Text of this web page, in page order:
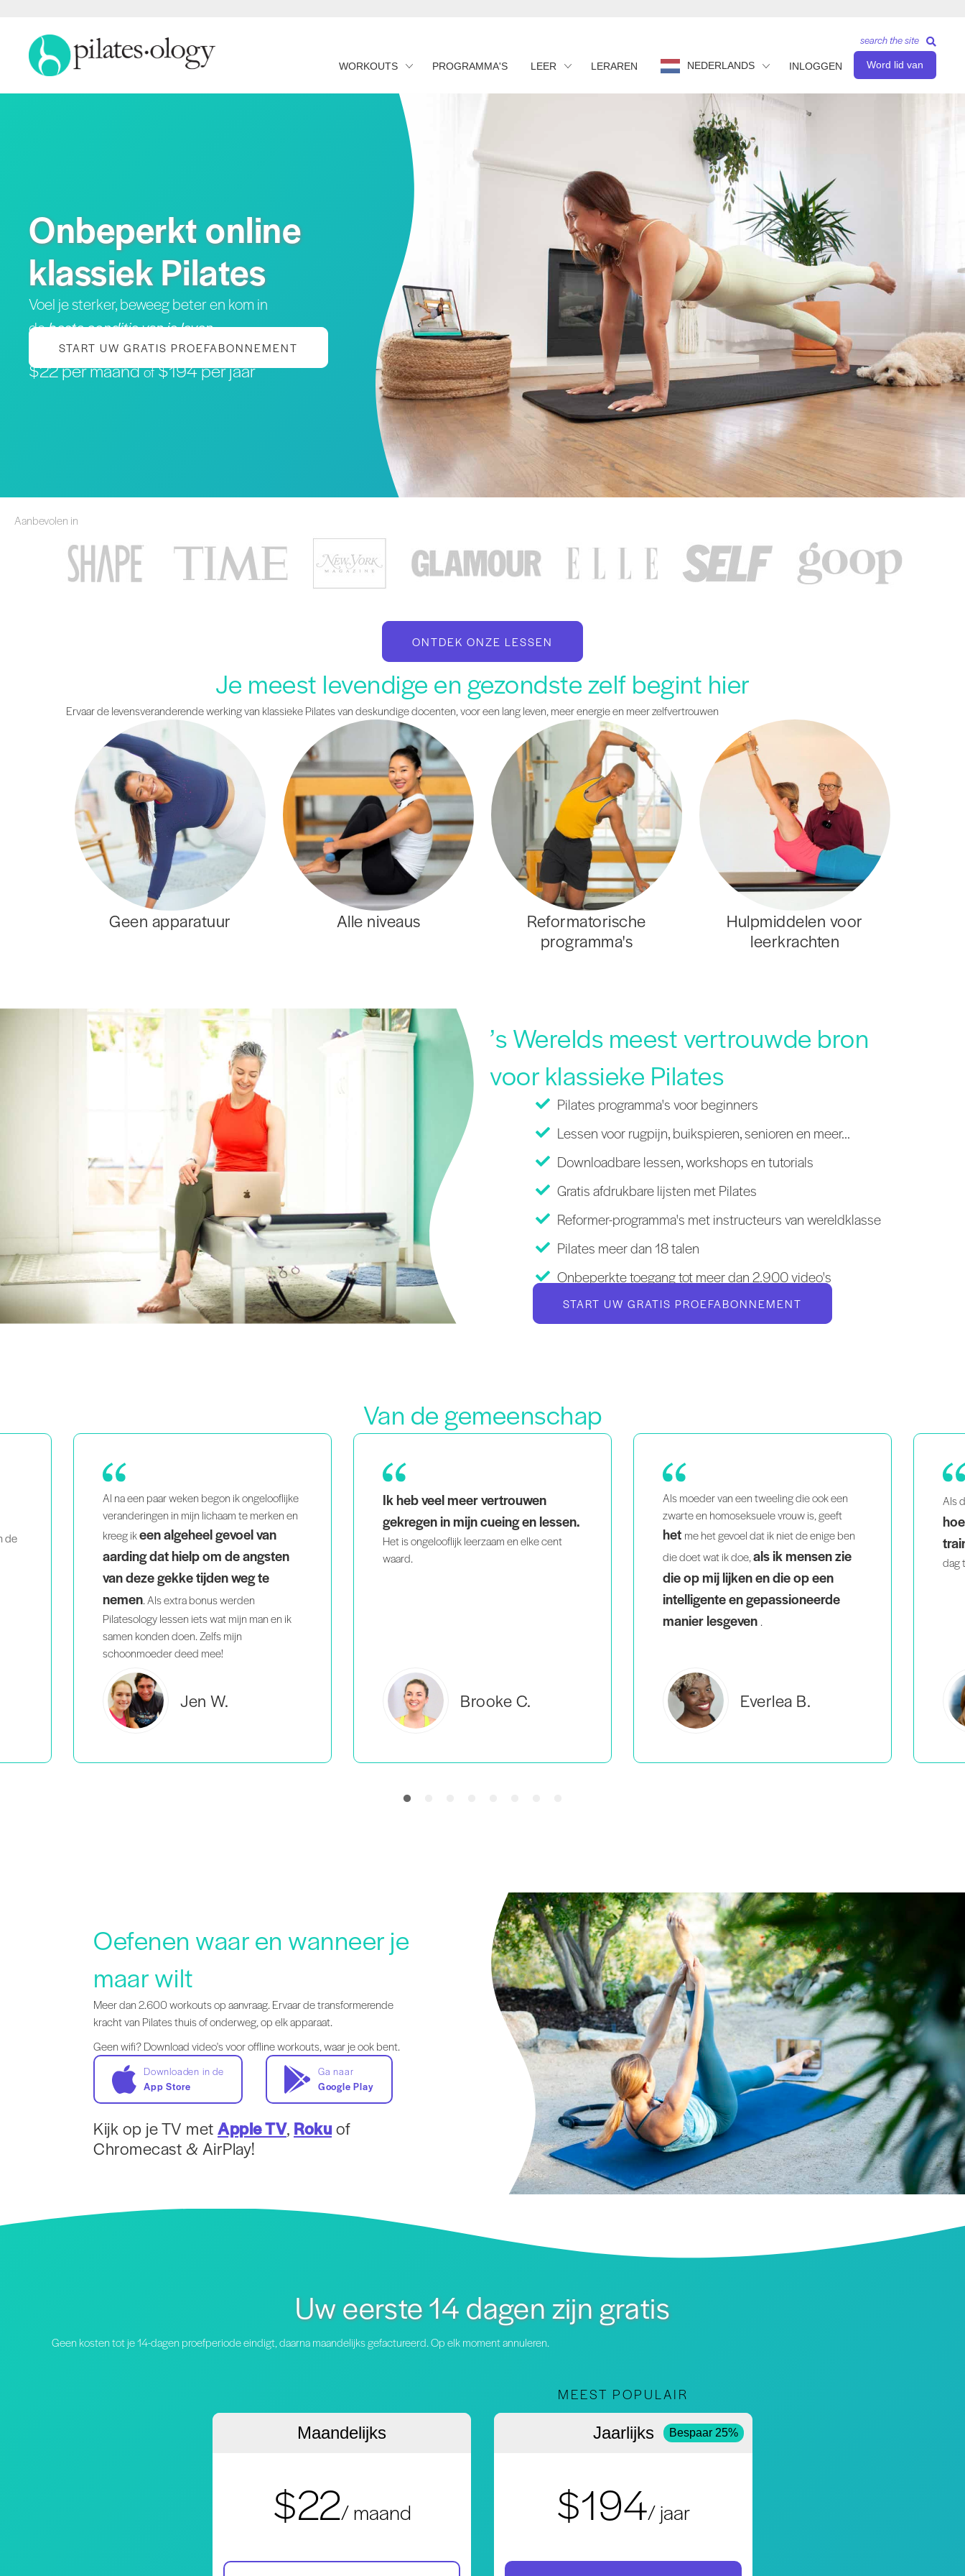
WORKOUTS PROGRAMMA'S LEER LERAREN NEDERLANDS INLOGGEN Word lid van
search the site
Onbeperkt online
klassiek Pilates
Voel je sterker, beweeg beter en kom in
debeste conditie van je leven
START UW GRATIS PROEFABONNEMENT
$22 per maandof$194 per jaar
Aanbevolen in
ONTDEK ONZE LESSEN
Je meest levendige en gezondste zelf begint hier
Ervaar de levensveranderende werking van klassieke Pilates van deskundige docenten, voor een lang leven, meer energie en meer zelfvertrouwen
Geen apparatuur Alle niveaus
Reformatorische
programma's
Hulpmiddelen voor
leerkrachten
’s Werelds meest vertrouwde bron
voor klassieke Pilates
Pilates programma's voor beginners
Lessen voor rugpijn, buikspieren, senioren en meer...
Downloadbare lessen, workshops en tutorials
Gratis afdrukbare lijsten met Pilates
Reformer-programma's met instructeurs van wereldklasse
Pilates meer dan 18 talen
Onbeperkte toegang tot meer dan 2.900 video's
START UW GRATIS PROEFABONNEMENT
Van de gemeenschap
Ik heb veel meer vertrouwen
gekregen in mijn cueing en lessen.
Het is ongelooflijk leerzaam en elke cent
waard.
Brooke C.
Als moeder van een tweeling die ook een
zwarte en homoseksuele vrouw is, geeft
het me het gevoel dat ik niet de enige ben
die doet wat ik doe,
Everlea B.
Als drukke moeder vindik het geweldig
hoe makkelijk het is om thuis te
trainen. Door de progressies kom ik elke
dag terug!
Estelle S.
fris
Oefenen waar en wanneer je
maar wilt
Meer dan 2.600 workouts op aanvraag. Ervaar de transformerende
kracht van Pilates thuis of onderweg, op elk apparaat.
Geen wifi? Download video's voor offline workouts, waar je ook bent.
Downloaden in de
App Store
Ga naar
Google Play
Kijk op je TV metApple TV, Rokuof
Chromecast & AirPlay!
Uw eerste 14 dagen zijn gratis
Geen kosten tot je 14-dagen proefperiode eindigt, daarna maandelijks gefactureerd. Op elk moment annuleren.
Maandelijks
$22/ maand
MEEST POPULAIR
Jaarlijks Bespaar 25%
$194/ jaar